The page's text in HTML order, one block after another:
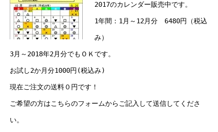
2017のカレンダー販売中です。
1年間：1月～12月分 6480円（税込
み）
3月～2018年2月分でもＯＫです。
お試し2か月分1000円(税込み)
現在ご注文の送料０円です！
ご希望の方はこちらのフォームからご記入して送信してくださ
い。